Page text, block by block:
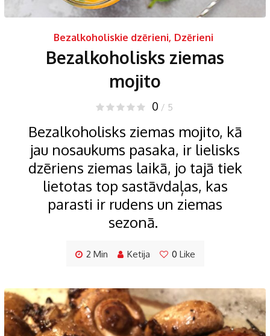
Bezalkoholiskie dzērieni, Dzērieni
Bezalkoholisks ziemas
mojito
0 / 5
Bezalkoholisks ziemas mojito, kā
jau nosaukums pasaka, ir lielisks
dzēriens ziemas laikā, jo tajā tiek
lietotas top sastāvdaļas, kas
parasti ir rudens un ziemas
sezonā.
2 Min Ketija 0 Like